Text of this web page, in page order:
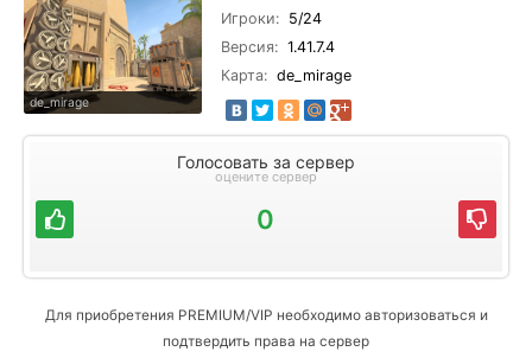
de_mirage
Игроки: 5/24
Версия: 1.41.7.4
Карта: de_mirage
Голосовать за сервер
оцените сервер
0
Для приобретения PREMIUM/VIP необходимо авторизоваться и
подтвердить права на сервер